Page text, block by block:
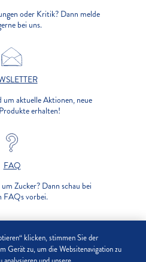
oder Kritik? Dann melde
bei uns.
um aktuelle Aktionen, neue
erhalten!
FAQ
Zucker? Dann schau bei
FAQs vorbei.
klicken, stimmen Sie der
Gerät zu, um die Websitenavigation zu